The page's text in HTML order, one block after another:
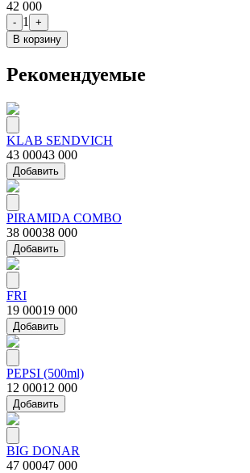
42 000
- 1
+
В корзину
Рекомендуемые
KLAB SENDVICH
43 00043 000
Добавить
PIRAMIDA COMBO
38 00038 000
Добавить
FRI
19 00019 000
Добавить
PEPSI (500ml)
12 00012 000
Добавить
BIG DONAR
47 00047 000